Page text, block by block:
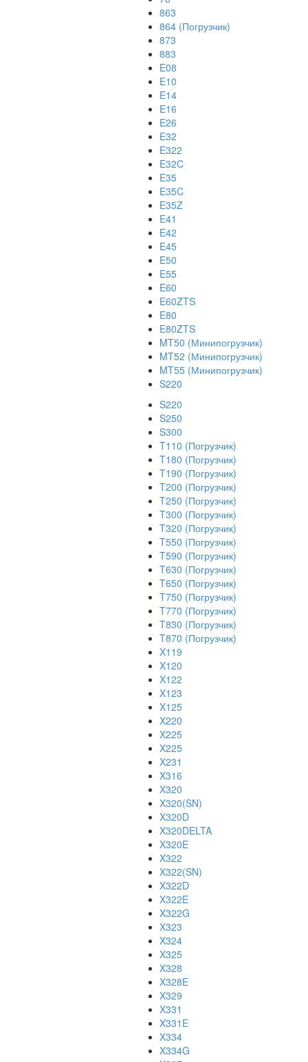
863
864 (Погрузчик)
873
883
E08
E10
E14
E16
E26
E32
E322
E32C
E35
E35C
E35Z
E41
E42
E45
E50
E55
E60
E60ZTS
E80
E80ZTS
MT50 (Минипогрузчик)
MT52 (Минипогрузчик)
MT55 (Минипогрузчик)
S220
S220
S250
S300
T110 (Погрузчик)
T180 (Погрузчик)
T190 (Погрузчик)
T200 (Погрузчик)
T250 (Погрузчик)
T300 (Погрузчик)
T320 (Погрузчик)
T550 (Погрузчик)
T590 (Погрузчик)
T630 (Погрузчик)
T650 (Погрузчик)
T750 (Погрузчик)
T770 (Погрузчик)
T830 (Погрузчик)
T870 (Погрузчик)
X119
X120
X122
X123
X125
X220
X225
X225
X231
X316
X320
X320(SN)
X320D
X320DELTA
X320E
X322
X322(SN)
X322D
X322E
X322G
X323
X324
X325
X328
X328E
X329
X331
X331E
X334
X334G